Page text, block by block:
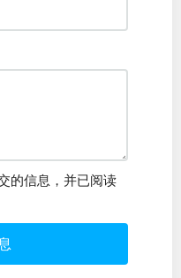
的信息，并已阅读